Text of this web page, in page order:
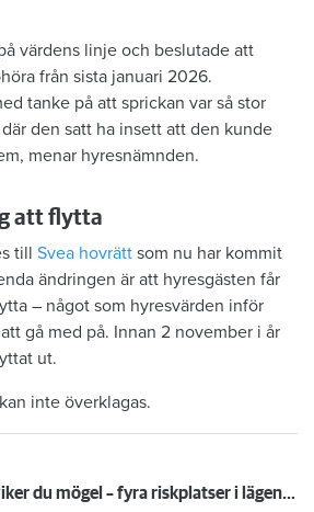
värdens linje och beslutade att
från sista januari 2026.
tanke på att sprickan var så stor
den satt ha insett att den kunde
menar hyresnämnden.
att flytta
till Svea hovrätt som nu har kommit
ändringen är att hyresgästen får
– något som hyresvärden inför
gå med på. Innan 2 november i år
ut.
inte överklagas.
Så undviker du mögel – fyra riskplatser i lägenheten: ”Måste städa bort”